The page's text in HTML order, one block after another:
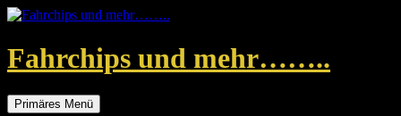
Zum
springen
Fahrchips und mehr……..
Suchen
Primäres Menü